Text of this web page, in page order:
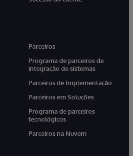
Parceiros
Programa de parceiros de
integração de sistemas
Parceiros de Implementação
Parceiros em Soluções
Programa de parceiros
tecnológicos
Parceiros na Nuvem